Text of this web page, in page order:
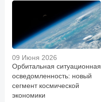
09 Июня 2026
Орбитальная ситуационная
осведомленность: новый
сегмент космической
экономики